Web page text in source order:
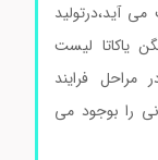
لیست
فرایند
بوجود می